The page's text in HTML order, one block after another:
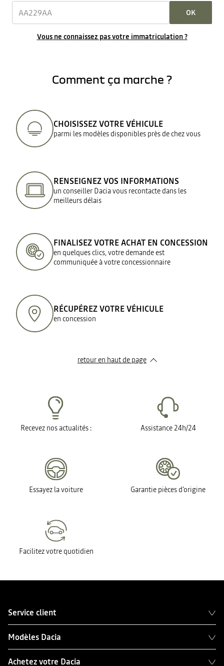
OK
Vous ne connaissez pas votre immatriculation ?
Comment ça marche ?
CHOISISSEZ VOTRE VÉHICULE
parmi les modèles disponibles près de chez vous
RENSEIGNEZ VOS INFORMATIONS
un conseiller Dacia vous recontacte dans les
meilleurs délais
FINALISEZ VOTRE ACHAT EN CONCESSION
en quelques clics, votre demande est
communiquée à votre concessionnaire
RÉCUPÉREZ VOTRE VÉHICULE
en concession
retour en haut de page​
Recevez nos actualités : Assistance 24h/24
Essayez la voiture Garantie pièces d'origine
Facilitez votre quotidien
Service client
Modèles Dacia
Achetez votre Dacia